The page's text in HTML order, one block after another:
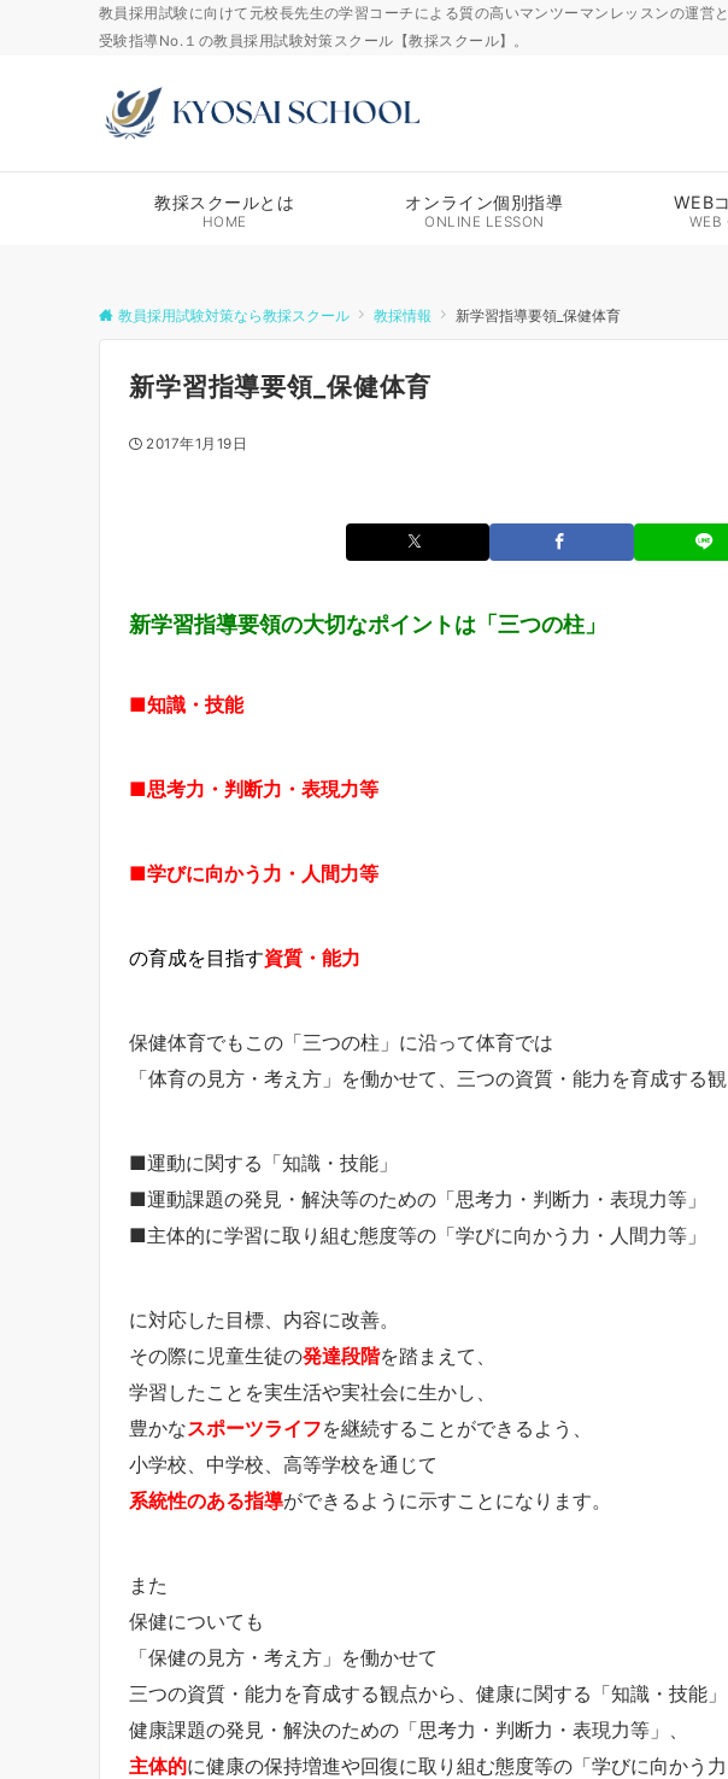
教員採用試験に向けて元校長先生の学習コーチによる質の高いマンツーマンレッスンの運
受験指導No.１の教員採用試験対策スクール【教採スクール】。
教採スクールとは
HOME
オンライン個別指導
ONLINE LESSON
WEB
WEB
教員採用試験対策なら教採スクール 教採情報 新学習指導要領_保健体育
新学習指導要領_保健体育
2017年1月19日
新学習指導要領の大切なポイントは「三つの柱」
■知識・技能
■思考力・判断力・表現力等
■学びに向かう力・人間力等
の育成を目指す資質・能力
保健体育でもこの「三つの柱」に沿って体育では
「体育の見方・考え方」を働かせて、三つの資質・能力を育成する
■運動に関する「知識・技能」
■運動課題の発見・解決等のための「思考力・判断力・表現力等」
■主体的に学習に取り組む態度等の「学びに向かう力・人間力等」
に対応した目標、内容に改善。
その際に児童生徒の発達段階を踏まえて、
学習したことを実生活や実社会に生かし、
豊かなスポーツライフを継続することができるよう、
小学校、中学校、高等学校を通じて
系統性のある指導ができるように示すことになります。
また
保健についても
「保健の見方・考え方」を働かせて
三つの資質・能力を育成する観点から、健康に関する「知識・技能」
健康課題の発見・解決のための「思考力・判断力・表現力等」、
主体的に健康の保持増進や回復に取り組む態度等の「学びに向かう